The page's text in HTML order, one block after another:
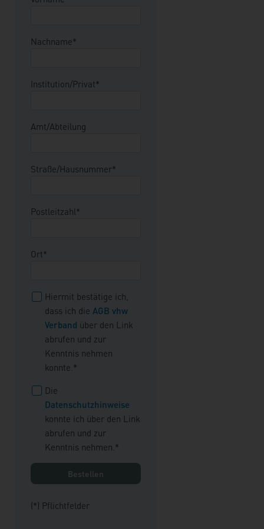
Nachname*
Institution/Privat*
Amt/Abteilung
Straße/Hausnummer*
Postleitzahl*
Ort*
Hiermit bestätige ich,
dass ich die AGB vhw
Verband über den Link
abrufen und zur
Kenntnis nehmen
konnte.*
Die
Datenschutzhinweise
konnte ich über den Link
abrufen und zur
Kenntnis nehmen.*
(*) Pflichtfelder